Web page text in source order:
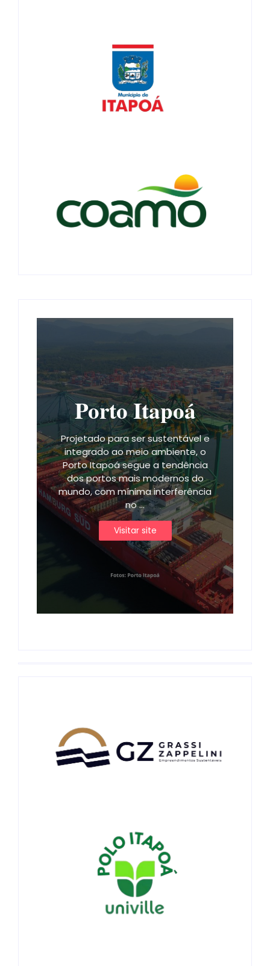
Porto Itapoá
Projetado para ser sustentável e
integrado ao meio ambiente, o
Porto Itapoá segue a tendência
dos portos mais modernos do
mundo, com mínima interferência
no ...
Visitar site